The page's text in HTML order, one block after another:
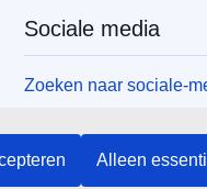
Alleen
Sociale media
Zoeken naar sociale-
EU-instellingen en